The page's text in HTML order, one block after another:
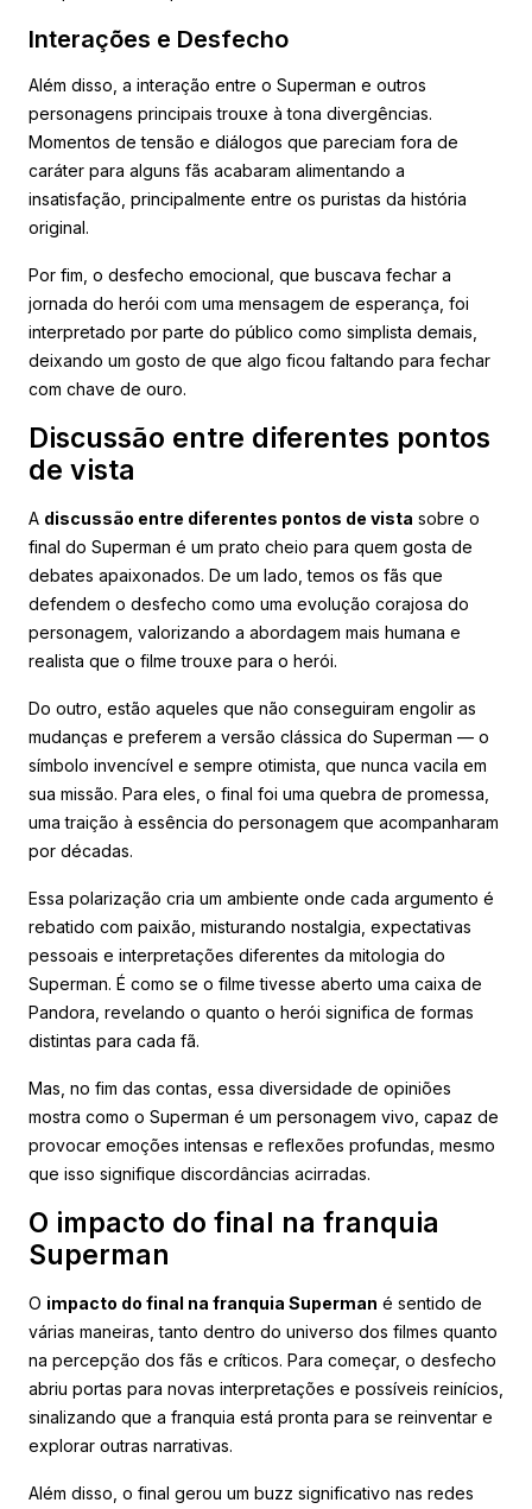
Interações e Desfecho
Além disso, a interação entre o Superman e outros
personagens principais trouxe à tona divergências.
Momentos de tensão e diálogos que pareciam fora de
caráter para alguns fãs acabaram alimentando a
insatisfação, principalmente entre os puristas da história
original.
Por fim, o desfecho emocional, que buscava fechar a
jornada do herói com uma mensagem de esperança, foi
interpretado por parte do público como simplista demais,
deixando um gosto de que algo ficou faltando para fechar
com chave de ouro.
Discussão entre diferentes pontos
de vista
A discussão entre diferentes pontos de vista sobre o
final do Superman é um prato cheio para quem gosta de
debates apaixonados. De um lado, temos os fãs que
defendem o desfecho como uma evolução corajosa do
personagem, valorizando a abordagem mais humana e
realista que o filme trouxe para o herói.
Do outro, estão aqueles que não conseguiram engolir as
mudanças e preferem a versão clássica do Superman — o
símbolo invencível e sempre otimista, que nunca vacila em
sua missão. Para eles, o final foi uma quebra de promessa,
uma traição à essência do personagem que acompanharam
por décadas.
Essa polarização cria um ambiente onde cada argumento é
rebatido com paixão, misturando nostalgia, expectativas
pessoais e interpretações diferentes da mitologia do
Superman. É como se o filme tivesse aberto uma caixa de
Pandora, revelando o quanto o herói significa de formas
distintas para cada fã.
Mas, no fim das contas, essa diversidade de opiniões
mostra como o Superman é um personagem vivo, capaz de
provocar emoções intensas e reflexões profundas, mesmo
que isso signifique discordâncias acirradas.
O impacto do final na franquia
Superman
O impacto do final na franquia Superman é sentido de
várias maneiras, tanto dentro do universo dos filmes quanto
na percepção dos fãs e críticos. Para começar, o desfecho
abriu portas para novas interpretações e possíveis reinícios,
sinalizando que a franquia está pronta para se reinventar e
explorar outras narrativas.
Além disso, o final gerou um buzz significativo nas redes